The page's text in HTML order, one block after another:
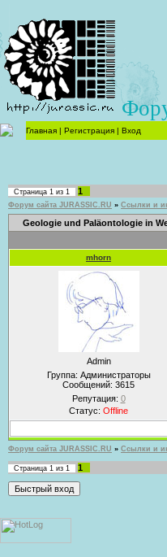
Главная | Регистрация | Вход
Страница 1 из 1 1
Форум сайта JURASSIC.RU » Ссылки и
Geologie und Paläontologie in
mhorn
Admin
Группа: Администраторы
Сообщений: 3615
Репутация: 0
Статус: Offline
Форум сайта JURASSIC.RU » Ссылки и
Страница 1 из 1 1